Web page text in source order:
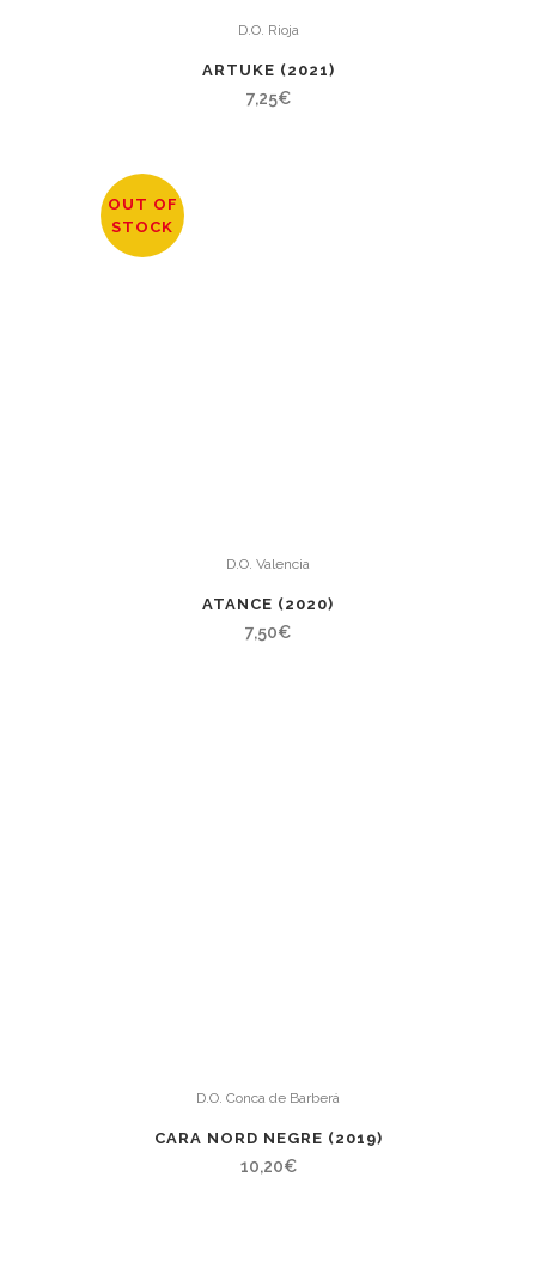
D.O. Rioja
ARTUKE (2021)
7,25€
OUT OF
STOCK
D.O. Valencia
ATANCE (2020)
7,50€
D.O. Conca de Barberá
CARA NORD NEGRE (2019)
10,20€